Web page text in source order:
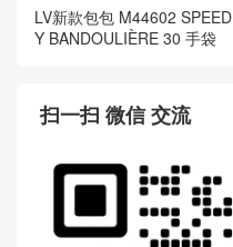
LV新款包包 M44602 SPEED
Y BANDOULIÈRE 30 手袋
扫一扫 微信 交流